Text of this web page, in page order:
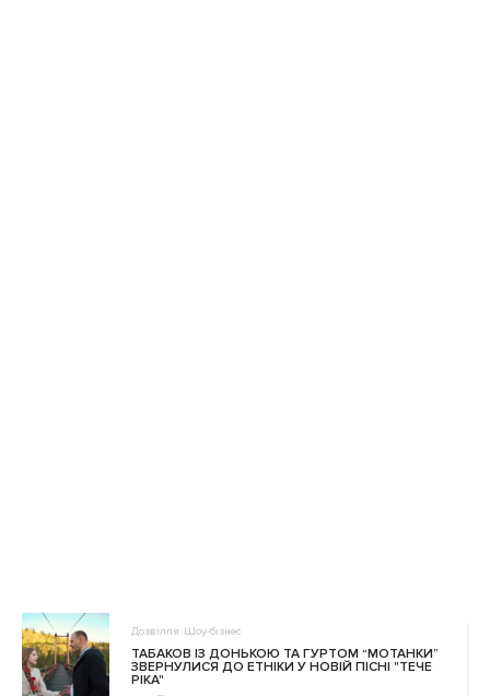
Дозвілля Шоу-бізнес
ТАБАКОВ ІЗ ДОНЬКОЮ ТА ГУРТОМ “МОТАНКИ”
ЗВЕРНУЛИСЯ ДО ЕТНІКИ У НОВІЙ ПІСНІ "ТЕЧЕ
РІКА"